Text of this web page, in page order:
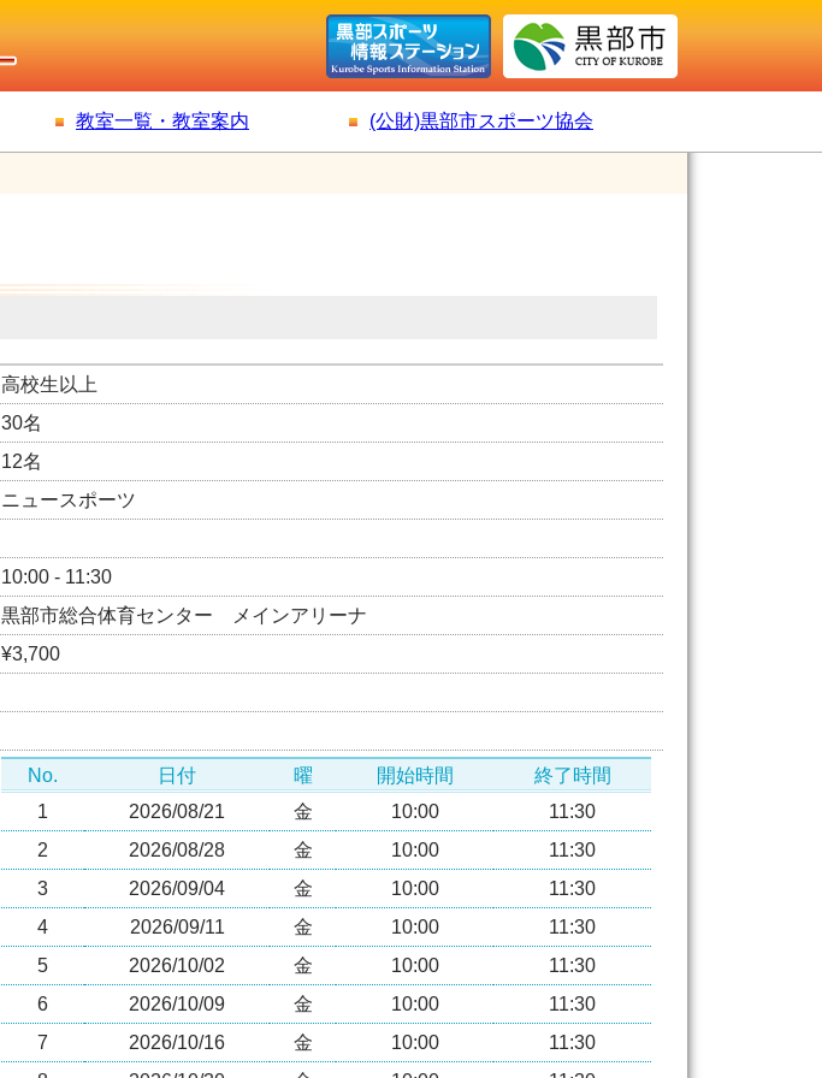
教室一覧・教室案内 (公財)黒部市スポーツ協会
高校生以上
30名
12名
ニュースポーツ
10:00 - 11:30
黒部市総合体育センター メインアリーナ
¥3,700
No. 日付 曜 開始時間
終了時間
1
2026/08/21 金 10:00
11:30
2
2026/08/28 金 10:00
11:30
3
2026/09/04 金 10:00
11:30
4
2026/09/11 金 10:00
11:30
5
2026/10/02 金 10:00
11:30
6
2026/10/09 金 10:00
11:30
7
2026/10/16 金 10:00
11:30